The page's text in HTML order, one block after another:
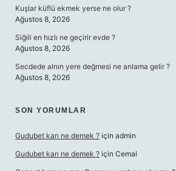
Kuşlar küflü ekmek yerse ne olur ?
Ağustos 8, 2026
Siğili en hızlı ne geçirir evde ?
Ağustos 8, 2026
Secdede alnın yere değmesi ne anlama gelir ?
Ağustos 8, 2026
SON YORUMLAR
Gudubet karı ne demek ? için admin
Gudubet karı ne demek ? için Cemal